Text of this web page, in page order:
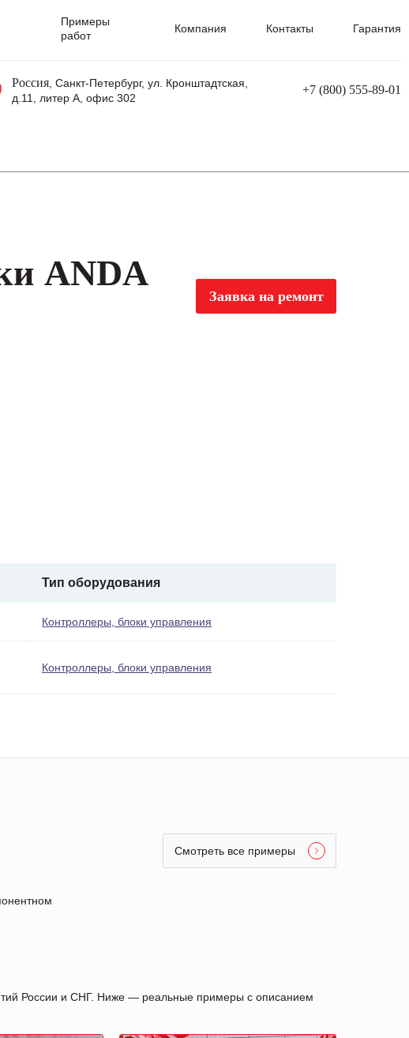
Примеры
работ
Компания Контакты Гарантия
Россия, Санкт-Петербург, ул. Кронштадтская,
д.11, литер А, офис 302
+7 (800) 555-89-01
ANDA
Заявка на ремонт
Тип оборудования
Контроллеры, блоки управления
Контроллеры, блоки управления
Смотреть все примеры
России и СНГ. Ниже — реальные примеры с описанием